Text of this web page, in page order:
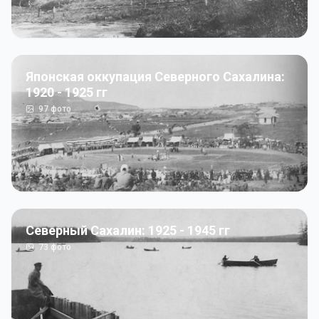
Японская оккупация Северного Сахалина:
1920 - 1925 гг
97 фото
Северный Сахалин: 1925 - 1945 гг
73фото